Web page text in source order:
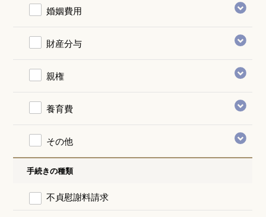
婚姻費用
財産分与
親権
養育費
その他
手続きの種類
不貞慰謝料請求